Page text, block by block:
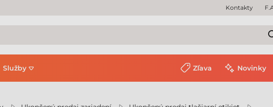
Kontakty
Služby Zľava Novinky